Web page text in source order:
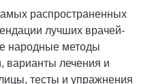
распространенных
лучших врачей-
народные методы
варианты лечения и
тесты и упражнения